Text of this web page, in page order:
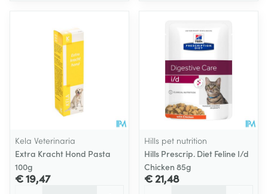
Kela Veterinaria
Extra Kracht Hond Pasta
100g
€ 19,47
Hills pet nutrition
Hills Prescrip. Diet Feline I/d
Chicken 85g
€ 21,48